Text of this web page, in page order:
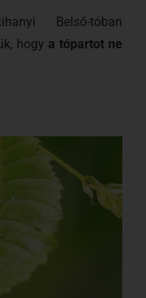
Belső-tóban
hogy a tópartot ne